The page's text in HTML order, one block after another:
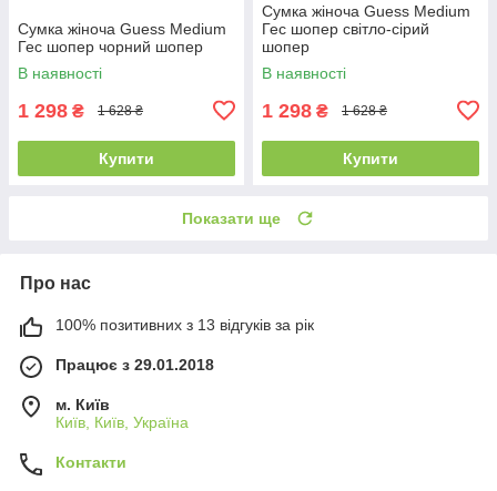
Сумка жіноча Guess Medium
Гес шопер чорний шопер
В наявності
1 298 ₴ 1 628 ₴
Купити
Сумка жіноча Guess Medium
Гес шопер світло-сірий
шопер
В наявності
1 298 ₴ 1 628 ₴
Купити
Показати ще
Про нас
100% позитивних з 13 відгуків за рік
Працює з 29.01.2018
м. Київ
Київ, Київ, Україна
Контакти